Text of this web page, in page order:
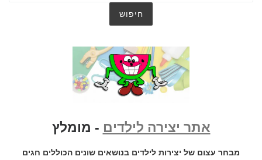
אתר יצירה לילדים - מומלץ
מבחר עצום של יצירות לילדים בנושאים שונים הכוללים חגים